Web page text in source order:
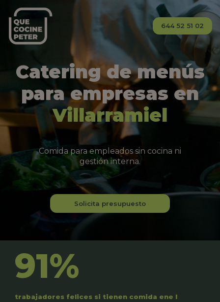
644 52 51 02
Catering de menús
para empresas en
Villarramiel
Comida para empleados sin cocina ni
gestión interna.
Solicita presupuesto
91%
trabajadores felices si tienen comida ene l